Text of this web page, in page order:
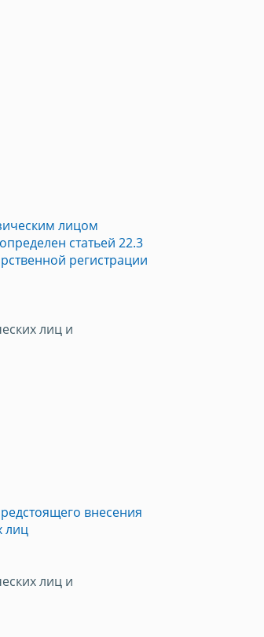
лицом
статьей 22.3
регистрации
лиц и
внесения
лиц
лиц и